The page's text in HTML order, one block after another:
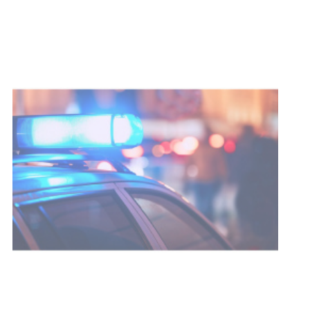
Clases de Muai Thai en Complejo
Charrúa
03-08-2026
Turismo accesible para personas
con discapacidad y adultos
mayores
03-08-2026
NOTICIAS